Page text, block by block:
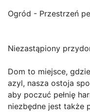
Ogród - Przestrzeń
Niezastąpiony
Dom to miejsce,
azyl, nasza ostoja
aby poczuć pełnię
niezbędne jest także